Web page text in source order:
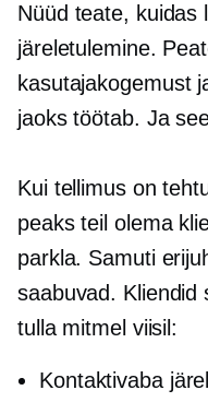
Nüüd teate, kuidas
järeletulemine.
kasutajakogemust
jaoks töötab. Ja
Kui tellimus on
peaks teil olema
parkla. Samuti
saabuvad. Kliendid
tulla mitmel viisil:
Kontaktivaba